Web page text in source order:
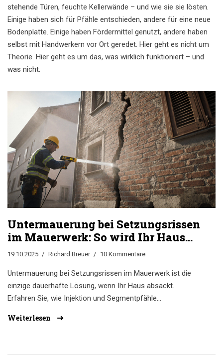
stehende Türen, feuchte Kellerwände – und wie sie sie lösten.
Einige haben sich für Pfähle entschieden, andere für eine neue
Bodenplatte. Einige haben Fördermittel genutzt, andere haben
selbst mit Handwerkern vor Ort geredet. Hier geht es nicht um
Theorie. Hier geht es um das, was wirklich funktioniert – und
was nicht.
Untermauerung bei Setzungsrissen
im Mauerwerk: So wird Ihr Haus
stabilisiert
19.10.2025 Richard Breuer 10 Kommentare
Untermauerung bei Setzungsrissen im Mauerwerk ist die
einzige dauerhafte Lösung, wenn Ihr Haus absackt.
Erfahren Sie, wie Injektion und Segmentpfähle
Rissverpressung nicht reicht.
Weiterlesen